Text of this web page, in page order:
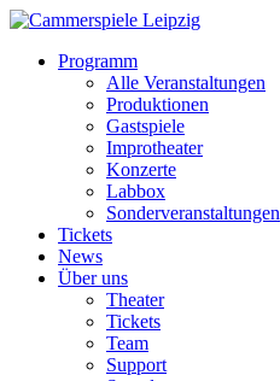
Programm
Alle Veranstaltungen
Produktionen
Gastspiele
Improtheater
Konzerte
Labbox
Sonderveranstaltungen
Tickets
News
Über uns
Theater
Tickets
Team
Support